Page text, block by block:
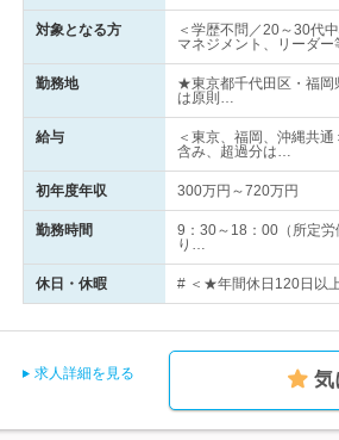
対象となる方
＜学歴不問／20～30代
マネジメント、リーダー
勤務地
★東京都千代田区・福岡
は原則…
給与
＜東京、福岡、沖縄共
含み、超過分は…
初年度年収 300万円～720万円
勤務時間
9：30～18：00（所定
り…
休日・休暇 # ＜★年間休日120日以
求人詳細を見る 気